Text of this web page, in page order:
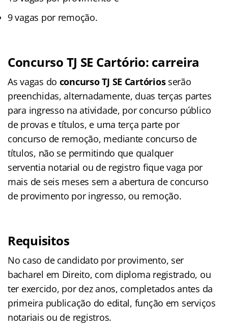
9 vagas por remoção.
Concurso TJ SE Cartório: carreira
As vagas do concurso TJ SE Cartóriosserão
preenchidas, alternadamente, duas terças partes
para ingresso naatividade, por concurso público
de provas e títulos, e uma terça parte por
concurso de remoção, mediante concurso de
títulos, não se permitindo que qualquer
serventia notarial ou de registro fique vaga por
mais de seis meses sem a abertura de concurso
de provimento por ingresso, ou remoção.
Requisitos
No caso de candidato por provimento, ser
bacharel em Direito, com diploma registrado, ou
ter exercido, por dez anos, completados antes da
primeira publicação do edital, função em serviços
notariais ou de registros.